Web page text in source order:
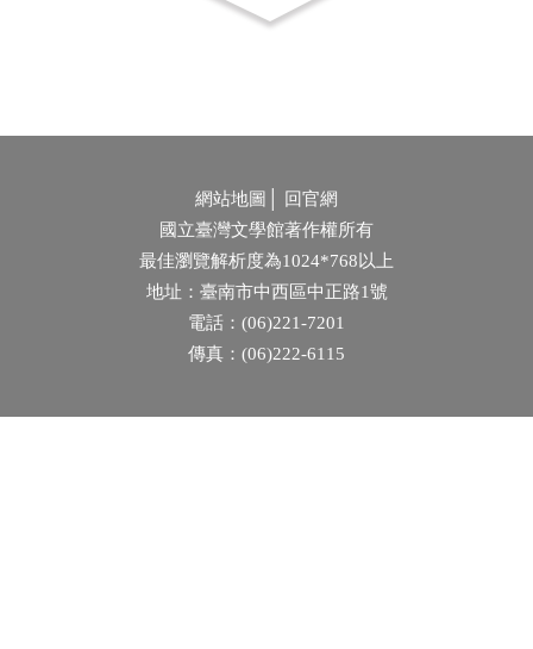
網站地圖
回官網
國立臺灣文學館著作權所有
最佳瀏覽解析度為1024*768以上
地址：臺南市中西區中正路1號
電話：(06)221-7201
傳真：(06)222-6115